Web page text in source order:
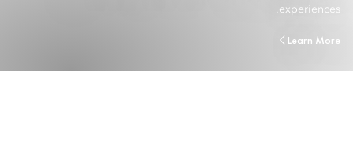
experiences.
Learn More